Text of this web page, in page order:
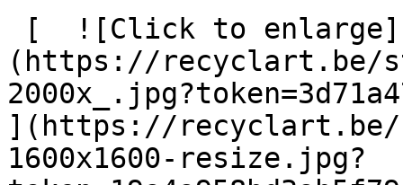
(https://recyclart.be/
](https://recyclart.be/
1600x1600-resize.jpg?